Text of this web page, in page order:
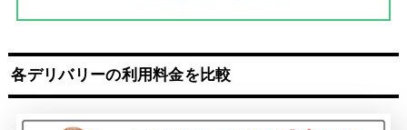
各デリバリーの利用料金を比較